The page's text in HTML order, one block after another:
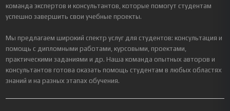
команда экспертов и консультантов, которые помогут студентам
успешно завершить свои учебные проекты.
Мы предлагаем широкий спектр услуг для студентов: консультация и
помощь с дипломными работами, курсовыми, проектами,
практическими заданиями и др. Наша команда опытных авторов и
консультантов готова оказать помощь студентам в любых областях
знаний и на разных этапах обучения.